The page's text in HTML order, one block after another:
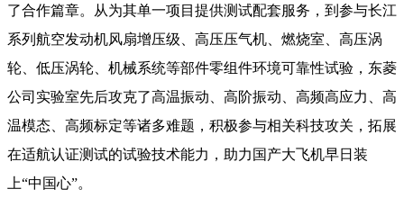
了合作篇章。从为其单一项目提供测试配套服务，到参与长江
系列航空发动机风扇增压级、高压压气机、燃烧室、高压涡
轮、低压涡轮、机械系统等部件零组件环境可靠性试验，东菱
公司实验室先后攻克了高温振动、高阶振动、高频高应力、高
温模态、高频标定等诸多难题，积极参与相关科技攻关，拓展
在适航认证测试的试验技术能力，助力国产大飞机早日装
上“中国心”。